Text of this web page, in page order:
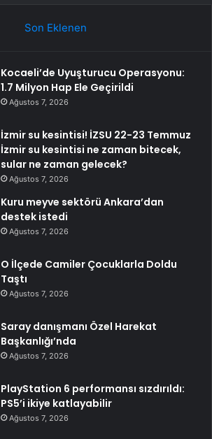
Son Eklenen
Kocaeli’de Uyuşturucu Operasyonu:
1.7 Milyon Hap Ele Geçirildi
Ağustos 7, 2026
İzmir su kesintisi! İZSU 22-23 Temmuz
İzmir su kesintisi ne zaman bitecek,
sular ne zaman gelecek?
Ağustos 7, 2026
Kuru meyve sektörü Ankara’dan
destek istedi
Ağustos 7, 2026
O İlçede Camiler Çocuklarla Doldu
Taştı
Ağustos 7, 2026
Saray danışmanı Özel Harekat
Başkanlığı’nda
Ağustos 7, 2026
PlayStation 6 performansı sızdırıldı:
PS5’i ikiye katlayabilir
Ağustos 7, 2026